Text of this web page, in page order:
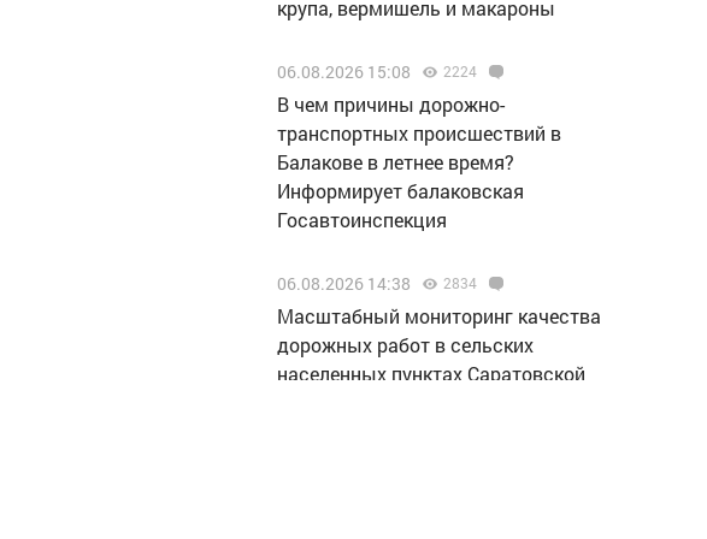
крупа, вермишель и макароны
06.08.2026 15:08 2224
В чем причины дорожно-
транспортных происшествий в
Балакове в летнее время?
Информирует балаковская
Госавтоинспекция
06.08.2026 14:38 2834
Масштабный мониторинг качества
дорожных работ в сельских
населенных пунктах Саратовской